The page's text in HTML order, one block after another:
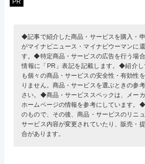
PR
◆記事で紹介した商品・サービスを購入・
がマイナビニュース・マイナビウーマンに
す。◆特定商品・サービスの広告を行う場
情報に「PR」表記を記載します。◆紹介し
も個々の商品・サービスの安全性・有効性
りません。商品・サービスを選ぶときの参
さい。◆商品・サービススペックは、メー
ホームページの情報を参考にしています。
のもので、その後、商品・サービスのリニ
サービス内容が変更されていたり、販売・
合があります。